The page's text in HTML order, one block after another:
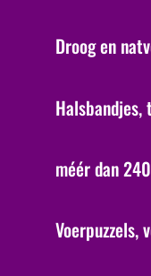
Droog en
Halsbandjes,
méér dan
Voerpuzzels,